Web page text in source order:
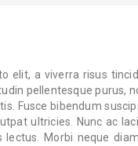
elit, a viverra risus
pellentesque purus,
Fusce bibendum
ultricies. Nunc ac
Morbi neque